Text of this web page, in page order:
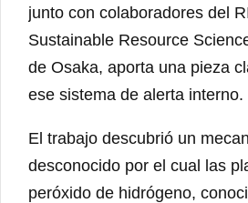
junto con colaboradores del
Sustainable Resource
de Osaka, aporta una pieza
ese sistema de alerta interno.
El trabajo descubrió un
desconocido por el cual las
peróxido de hidrógeno,